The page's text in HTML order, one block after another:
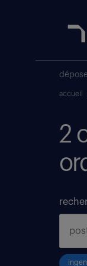
accueil
2